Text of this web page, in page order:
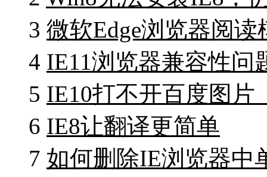
3 微软Edge浏览器阅
4 IE11浏览器兼容性问
5 IE10打不开百度图片
6 IE8让翻译更简单
7 如何删除IE浏览器中